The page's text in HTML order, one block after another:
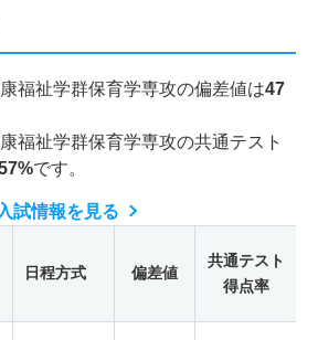
福祉学群保育学専攻の偏差値は47
福祉学群保育学専攻の共通テスト
です。
試情報を見る
日程方式 偏差値
共通テスト
得点率